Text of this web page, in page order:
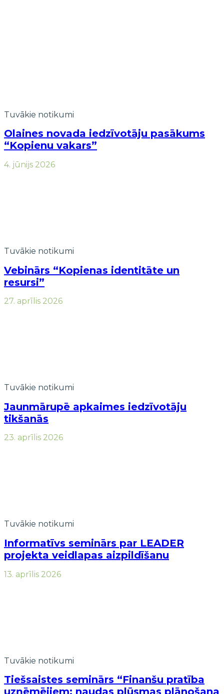
Tuvākie notikumi
Olaines novada iedzīvotāju pasākums
“Kopienu vakars”
4. jūnijs 2026
Tuvākie notikumi
Vebinārs “Kopienas identitāte un
resursi”
27. aprīlis 2026
Tuvākie notikumi
Jaunmārupē apkaimes iedzīvotāju
tikšanās
23. aprīlis 2026
Tuvākie notikumi
Informatīvs seminārs par LEADER
projekta veidlapas aizpildīšanu
13. aprīlis 2026
Tuvākie notikumi
Tiešsaistes seminārs “Finanšu pratība
uzņēmējiem: naudas plūsmas plānošana